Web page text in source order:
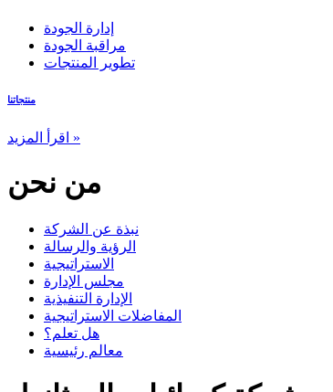
إدارة الجودة
مراقبة الجودة
تطوير المنتجات
منتجاتنا
اقرأ المزيد »
من نحن
نبذة عن الشركة
الرؤية والرسالة
الاستراتيجية
مجلس الإدارة
الإدارة التنفيذية
المفاضلات الاستراتيجية
هل تعلم؟
معالم رئيسية